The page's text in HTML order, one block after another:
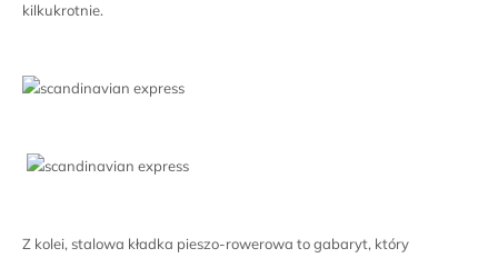
kilkukrotnie.
Z kolei, stalowa kładka pieszo-rowerowa to gabaryt, który